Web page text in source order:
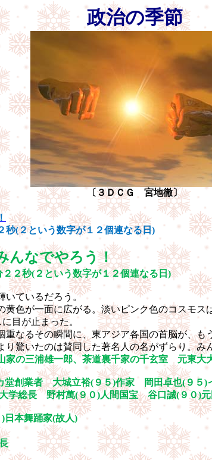
政治の季節
〔３ＤＣＧ 宮地徹〕
(２という数字が１２個連なる日)
んなでやろう！
２秒( ２という数字が１２個連なる日)
いているだろう。
色が一面に広がる。淡いピンク色のコスモス
目が止まった。
るその瞬間に、東アジア各国の首脳が、も
り驚いたのは賛同した著名人の名がずらり。み
家の三浦雄一郎、茶道裏千家の千玄室 元東大
堂創業者 大城立裕( ９５)作家 岡田卓也(９５)
学総長 野村萬(９０)人間国宝 谷口誠(９０)
) 日本舞踊家(故人)